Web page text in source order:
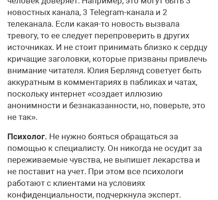
новостных канала, 3 Telegram-канала и 2
телеканала. Если какая-то новость вызвала
тревогу, то ее следует перепроверить в других
источниках. И не стоит принимать близко к сердцу
кричащие заголовки, которые призваны привлечь
внимание читателя. Юлия Берлянд советует быть
аккуратным в комментариях в пабликах и чатах,
поскольку интернет «создает иллюзию
анонимности и безнаказанности, но, поверьте, это
не так».
Психолог. Не нужно бояться обращаться за
помощью к специалисту. Он никогда не осудит за
переживаемые чувства, не выпишет лекарства и
не поставит на учет. При этом все психологи
работают с клиентами на условиях
конфиденциальности, подчеркнула эксперт.